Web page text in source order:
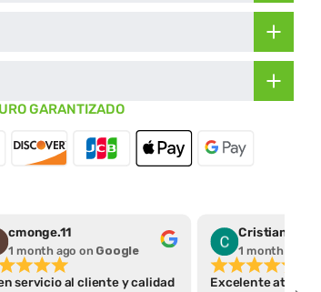
GARANTIZADO
cmonge.11
1 month ago on Google
servicio al cliente y calidad
Cristian
1 month ago
Excelente